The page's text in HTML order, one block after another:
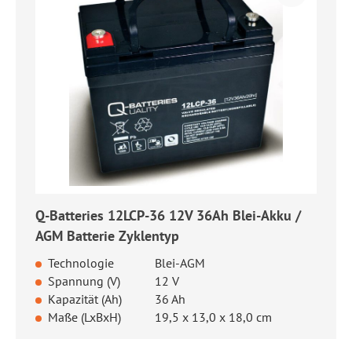
Q-Batteries 12LCP-36 12V 36Ah Blei-Akku /
AGM Batterie Zyklentyp
Technologie
Blei-AGM
Spannung (V)
12 V
Kapazität (Ah)
36 Ah
Maße (LxBxH)
19,5 x 13,0 x 18,0 cm